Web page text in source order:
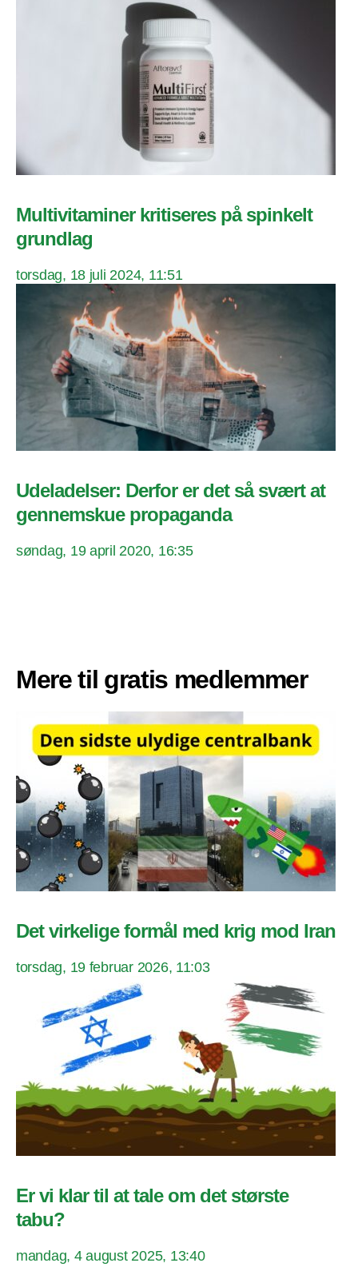
Multivitaminer kritiseres på spinkelt
grundlag
torsdag, 18 juli 2024, 11:51
Udeladelser: Derfor er det så svært at
gennemskue propaganda
søndag, 19 april 2020, 16:35
Mere til gratis medlemmer
Det virkelige formål med krig mod Iran
torsdag, 19 februar 2026, 11:03
Er vi klar til at tale om det største
tabu?
mandag, 4 august 2025, 13:40